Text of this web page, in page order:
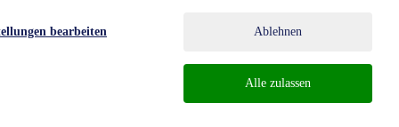
Im Gegensatz zu
Vergleichsportalen
führen wir unseren
bearbeiten Ablehnen
Alle zulassen